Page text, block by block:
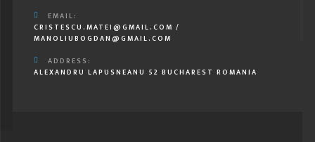
EMAIL:
CRISTESCU.MATEI@GMAIL.COM /
MANOLIUBOGDAN@GMAIL.COM
ADDRESS:
ALEXANDRU LAPUSNEANU 52 BUCHAREST ROMANIA